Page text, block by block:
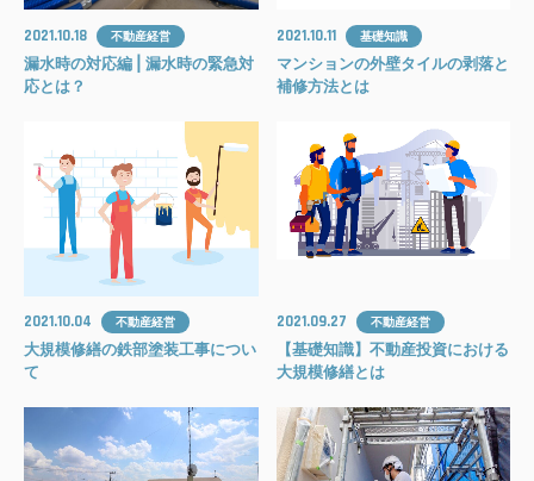
2021.10.18 不動産経営
漏水時の対応編 | 漏水時の緊急対
応とは？
2021.10.11 基礎知識
マンションの外壁タイルの剥落と
補修方法とは
2021.10.04 不動産経営
大規模修繕の鉄部塗装工事につい
て
2021.09.27 不動産経営
【基礎知識】不動産投資における
大規模修繕とは